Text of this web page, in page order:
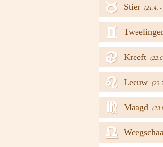
Stier (21.4. -
b
c
Kreeft
d
Leeuw
e
Maagd
f
g